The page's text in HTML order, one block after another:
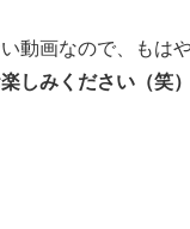
動画なので、もは
しみください（笑）